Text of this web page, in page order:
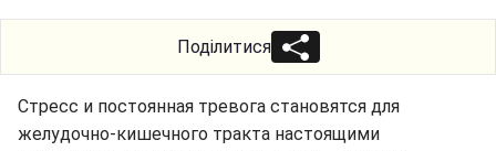
Поділитися
Стресс и постоянная тревога становятся для
желудочно-кишечного тракта настоящими